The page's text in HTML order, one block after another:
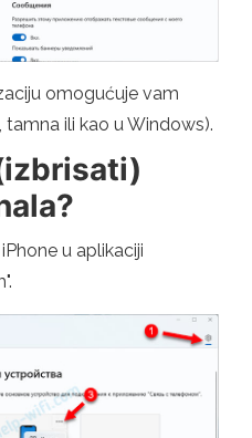
omogućuje vam
ili kao u Windows).
u aplikaciji